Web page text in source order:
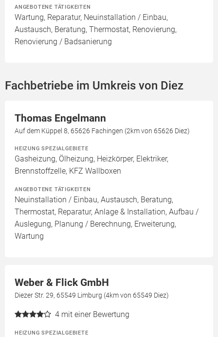
ANGEBOTENE TÄTIGKEITEN
Wartung, Reparatur, Neuinstallation / Einbau,
Austausch, Beratung, Thermostat, Renovierung,
Renovierung / Badsanierung
Fachbetriebe im Umkreis von Diez
Thomas Engelmann
Auf dem Küppel 8, 65626 Fachingen (2km von 65626 Diez)
HEIZUNG SPEZIALGEBIETE
Gasheizung, Ölheizung, Heizkörper, Elektriker,
Brennstoffzelle, KFZ Wallboxen
ANGEBOTENE TÄTIGKEITEN
Neuinstallation / Einbau, Austausch, Beratung,
Thermostat, Reparatur, Anlage & Installation, Aufbau /
Auslegung, Planung / Berechnung, Erweiterung,
Wartung
Weber & Flick GmbH
Diezer Str. 29, 65549 Limburg (4km von 65549 Diez)
4 mit einer Bewertung
HEIZUNG SPEZIALGEBIETE